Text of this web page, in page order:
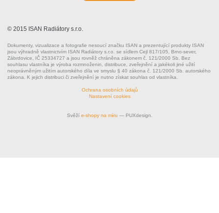
© 2015 ISAN Radiátory s.r.o.
Dokumenty, vizualizace a fotografie nesoucí značku ISAN a prezentující produkty ISAN
jsou výhradně vlastnictvím ISAN Radiátory s.r.o. se sídlem Cejl 817/105, Brno-sever,
Zábrdovice, IČ 25334727 a jsou rovněž chráněna zákonem č. 121/2000 Sb. Bez
souhlasu vlastníka je výroba rozmnoženin, distribuce, zveřejnění a jakékoli jiné užití
neoprávněným užitím autorského díla ve smyslu § 40 zákona č. 121/2000 Sb. autorského
zákona. K jejich distribuci či zveřejnění je nutno získat souhlas od vlastníka.
Ochrana osobních údajů
Nastavení cookies
Svěží e-shopy na míru — PUXdesign.